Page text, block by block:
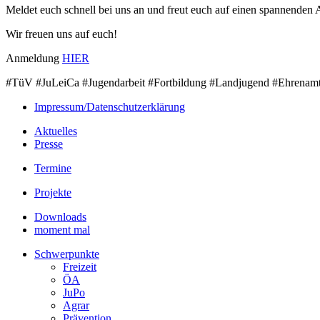
Meldet euch schnell bei uns an und freut euch auf einen spannenden
Wir freuen uns auf euch!
Anmeldung HIER
#TüV #JuLeiCa #Jugendarbeit #Fortbildung #Landjugend
Impressum/Datenschutzerklärung
Aktuelles
Presse
Termine
Projekte
Downloads
moment mal
Schwerpunkte
Freizeit
ÖA
JuPo
Agrar